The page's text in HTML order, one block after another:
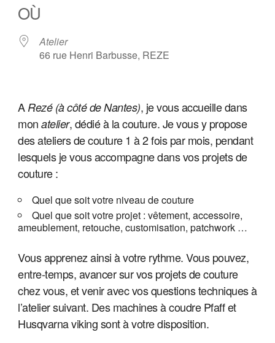
OÙ
Atelier
66 rue Henri Barbusse, REZE
A Rezé (à côté de Nantes), je vous accueilledans
mon atelier, dédié à la couture. Je vous y propose
des ateliers de couture 1 à 2 fois par mois, pendant
lesquels je vous accompagne dans vos projets de
couture :
Quel que soit votre niveau de couture
Quel que soit votre projet : vêtement, accessoire,
ameublement, retouche, customisation, patchwork …
Vous apprenez ainsi à votre rythme. Vous pouvez,
entre-temps, avancer sur vos projets de couture
chez vous, et venir avec vos questions techniques à
l’atelier suivant. Des machines à coudre Pfaff et
Husqvarna viking sont à votre disposition.